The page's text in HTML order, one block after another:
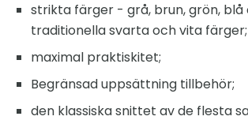
strikta färger - grå, brun, grön, blå
traditionella svarta och vita färger;
maximal praktiskitet;
Begränsad uppsättning tillbehör;
den klassiska snittet av de flesta